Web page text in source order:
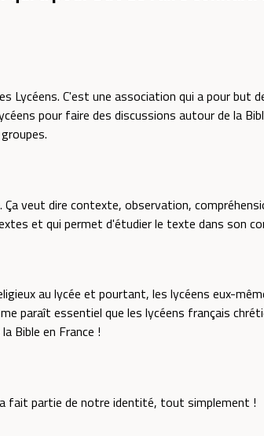
Lycéens. C'est une association qui a pour but
pour faire des discussions autour de la
veut dire contexte, observation,
et qui permet d'étudier le texte dans son
au lycée et pourtant, les lycéens eux-
paraît essentiel que les lycéens français
Bible en France !
fait partie de notre identité, tout simplement !